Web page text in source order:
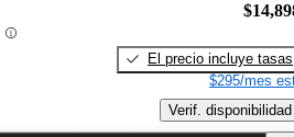
El precio incluye tasas
$295/mes
Verif. disponibilidad